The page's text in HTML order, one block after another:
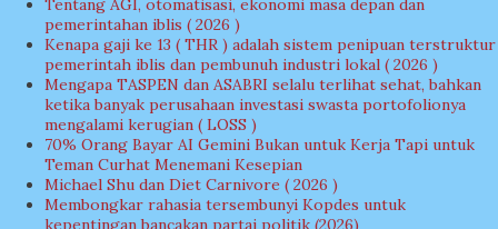
Tentang AGI, otomatisasi, ekonomi masa depan dan
pemerintahan iblis ( 2026 )
Kenapa gaji ke 13 ( THR ) adalah sistem penipuan terstruktur
pemerintah iblis dan pembunuh industri lokal ( 2026 )
Mengapa TASPEN dan ASABRI selalu terlihat sehat, bahkan
ketika banyak perusahaan investasi swasta portofolionya
mengalami kerugian ( LOSS )
70% Orang Bayar AI Gemini Bukan untuk Kerja Tapi untuk
Teman Curhat Menemani Kesepian
Michael Shu dan Diet Carnivore ( 2026 )
Membongkar rahasia tersembunyi Kopdes untuk
kepentingan bancakan partai politik (2026)